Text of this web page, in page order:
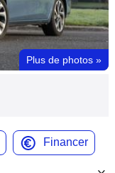
Plus de photos »
Financer